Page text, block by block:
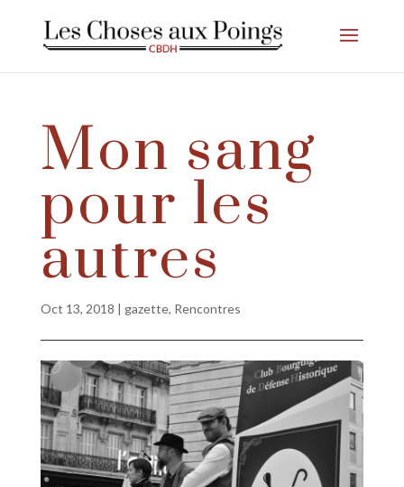
Mon sang
pour les
autres
Oct 13, 2018 | gazette, Rencontres